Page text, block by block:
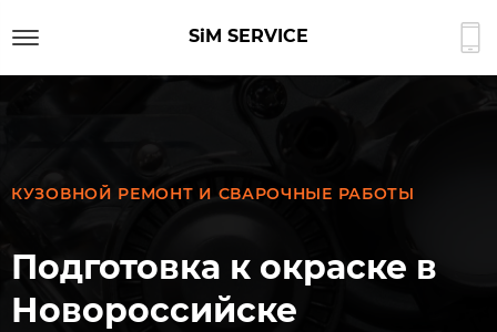
SiM SERVICE
КУЗОВНОЙ РЕМОНТ И СВАРОЧНЫЕ РАБОТЫ
Подготовка к окраске в
Новороссийске​